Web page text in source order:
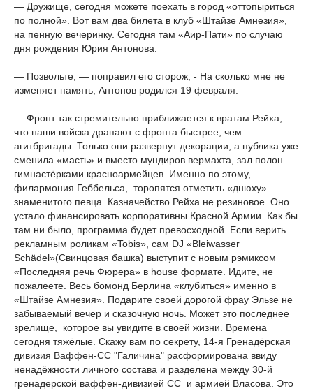
— Дружище, сегодня можете поехать в город «оттопыриться
по полной». Вот вам два билета в клуб «Штайзе Амнезия»,
на пенную вечеринку. Сегодня там «Аир-Пати» по случаю
дня рождения Юрия Антонова.
— Позвольте, — поправил его сторож, - На сколько мне не
изменяет память, Антонов родился 19 февраля.
— Фронт так стремительно приближается к вратам Рейха,
что наши войска драпают с фронта быстрее, чем
агитбригады. Только они развернут декорации, а публика уже
сменила «масть» и вместо мундиров вермахта, зал полон
гимнастёрками красноармейцев. Именно по этому,
филармония Геббельса, торопятся отметить «днюху»
знаменитого певца. Казначейство Рейха не резиновое. Оно
устало финансировать корпоративны Красной Армии. Как бы
там ни было, программа будет превосходной. Если верить
рекламным роликам «Tobis», сам DJ «Bleiwasser
Schädel»(Свинцовая башка) выступит с новым рэмиксом
«Последняя речь Фюрера» в house формате. Идите, не
пожалеете. Весь бомонд Берлина «клубиться» именно в
«Штайзе Амнезия». Подарите своей дорогой фрау Эльзе не
забываемый вечер и сказочную ночь. Может это последнее
зрелище, которое вы увидите в своей жизни. Времена
сегодня тяжёлые. Скажу вам по секрету, 14-я Гренадёрская
дивизия Ваффен-СС "Галичина" расформирована ввиду
ненадёжности личного состава и разделена между 30-й
гренадерской ваффен-дивизией СС и армией Власова. Это